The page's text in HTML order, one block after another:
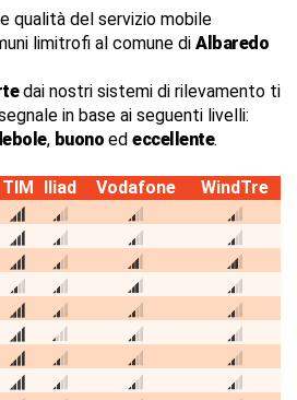
qualità del servizio mobile
limitrofi al comune di Albaredo
dai nostri sistemi di rilevamento ti
in base ai seguenti livelli:
, buono ed eccellente.
TIM Iliad Vodafone
WindTre